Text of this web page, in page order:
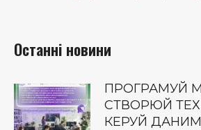
Останні новини
ПРОГРАМУЙ
СТВОРЮЙ
КЕРУЙ